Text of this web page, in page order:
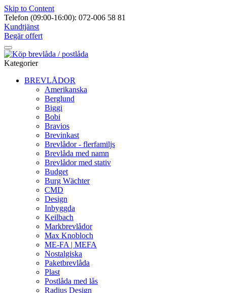
Skip to Content
Telefon (09:00-16:00): 072-006 58 81
Kundtjänst
Begär offert
Kategorier
BREVLÅDOR
Amerikanska
Berglund
Biggi
Bobi
Bravios
Brevinkast
Brevlådor - flerfamiljs
Brevlåda med namn
Brevlådor med stativ
Budget
Burg Wächter
CMD
Design
Inbyggda
Keilbach
Markbrevlådor
Max Knobloch
ME-FA | MEFA
Nostalgiska
Paketbrevlåda
Plast
Postlåda med lås
Radius Design